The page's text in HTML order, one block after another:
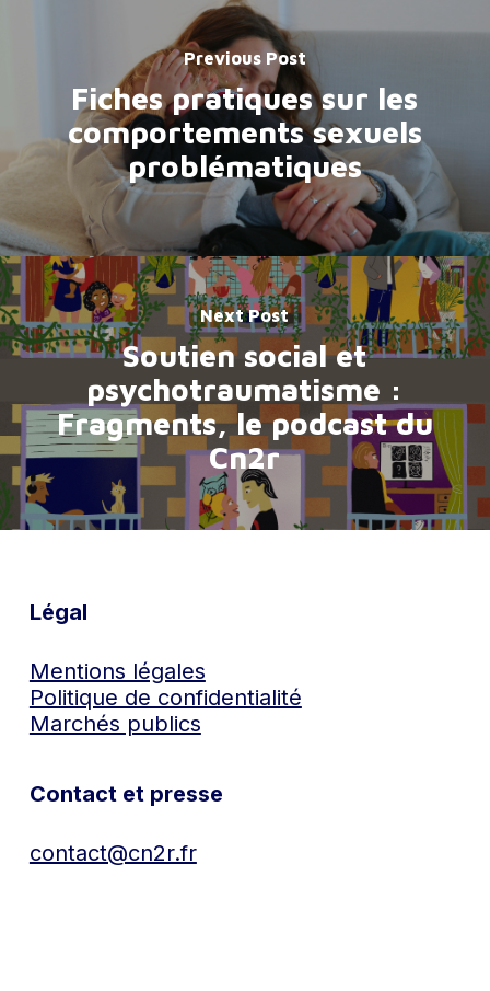
Previous Post
Fiches pratiques sur les
comportements sexuels
problématiques
Next Post
Soutien social et
psychotraumatisme :
Fragments, le podcast du
Cn2r
Légal
Mentions légales
Politique de confidentialité
Marchés publics
Contact et presse
contact@cn2r.fr